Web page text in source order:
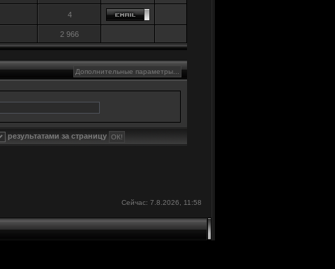
4
2 966
результатами за страницу
Сейчас: 7.8.2026, 11:58